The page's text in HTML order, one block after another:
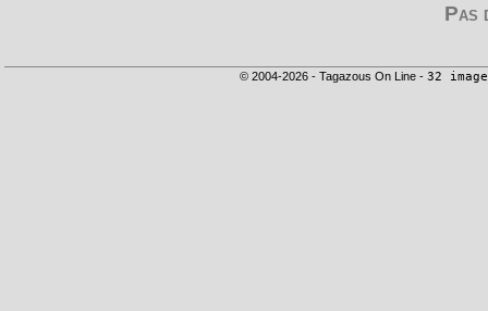
Pas
© 2004-2026 - Tagazous On Line - 32